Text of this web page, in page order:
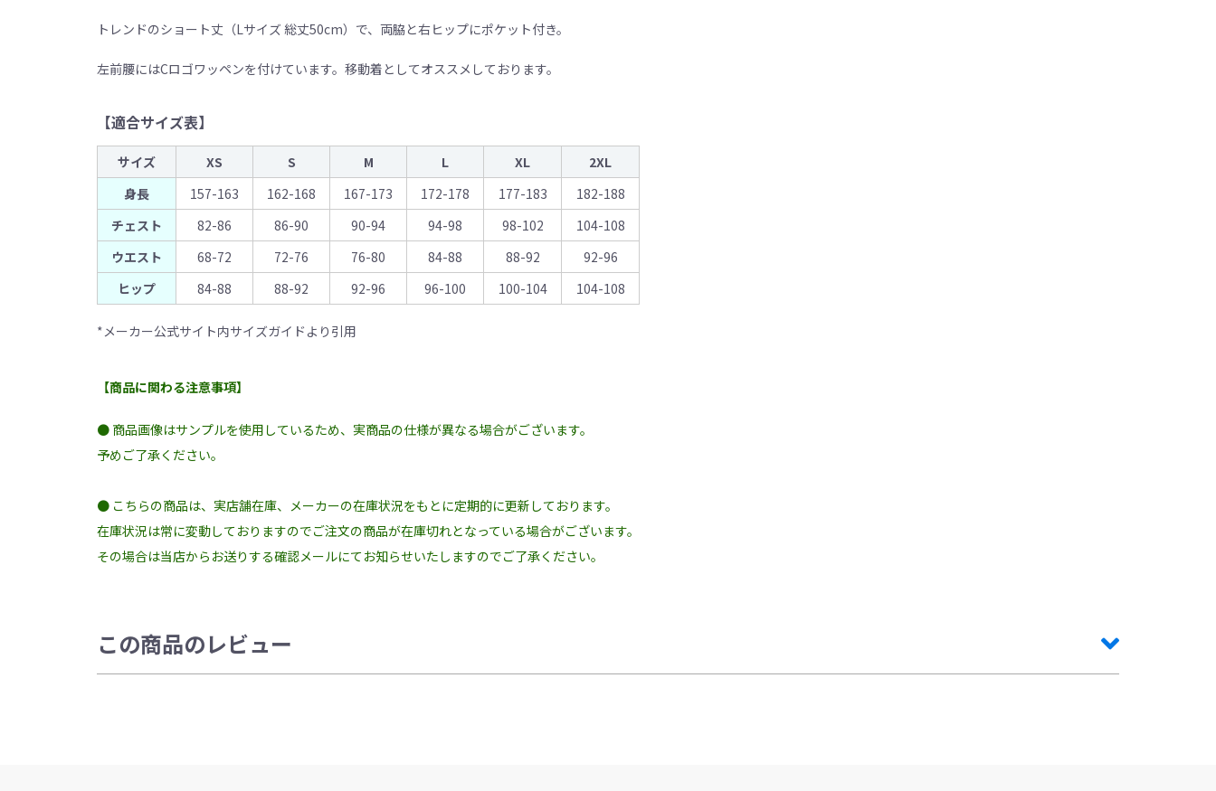
トレンドのショート丈（Lサイズ 総丈50cm）で、両脇と右ヒップにポケット付き。
左前腰にはCロゴワッペンを付けています。移動着としてオススメしております。
【適合サイズ表】
サイズ XS S M L XL
2XL
身長
157-163 162-168 167-173 172-178 177-183
182-188
チェスト
82-86 86-90 90-94 94-98 98-102
104-108
ウエスト
68-72 72-76 76-80 84-88 88-92
92-96
ヒップ
84-88 88-92 92-96 96-100 100-104 104-108
*メーカー公式サイト内サイズガイドより引用
【商品に関わる注意事項】
● 商品画像はサンプルを使用しているため、実商品の仕様が異なる場合がございます。
予めご了承ください。
● こちらの商品は、実店舗在庫、メーカーの在庫状況をもとに定期的に更新しております。
在庫状況は常に変動しておりますのでご注文の商品が在庫切れとなっている場合がございます。
その場合は当店からお送りする確認メールにてお知らせいたしますのでご了承ください。
この商品のレビュー